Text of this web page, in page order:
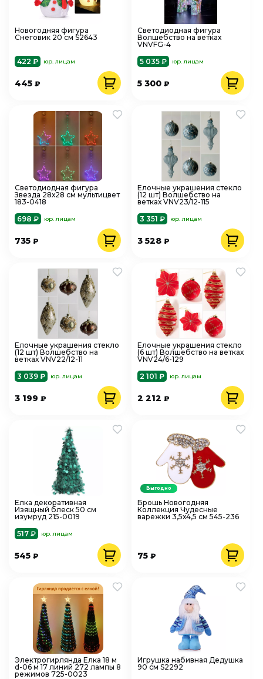
Новогодняя фигура
Снеговик 20 см S2643
422 ₽ юр. лицам
445 ₽
Светодиодная фигура
Волшебство на ветках
VNVFG-4
5 035 ₽
юр. лицам
5 300₽
Светодиодная фигура
Звезда 28х28 см мультицвет
183-0418
698 ₽
юр. лицам
735 ₽
Елочные украшения стекло
(12 шт) Волшебство на
ветках VNV23/12-115
3 351 ₽
юр. лицам
3 528₽
Елочные украшения стекло
(12 шт) Волшебство на
ветках VNV22/12-11
3 039 ₽
юр. лицам
3 199 ₽
Елочные украшения стекло
(6 шт) Волшебство на ветках
VNV24/6-129
2 101 ₽
юр. лицам
2 212₽
Елка декоративная
Изящный блеск 50 см
изумруд 215-0019
517 ₽
юр. лицам
545 ₽
Брошь Новогодняя
Коллекция Чудесные
варежки 3,5х4,5 см 545-236
75₽
Выгодно
Электрогирлянда Елка 18 м
d-06 м 17 линий 272 лампы 8
режимов 725-0023
Игрушка набивная Дедушка
90 см S2292